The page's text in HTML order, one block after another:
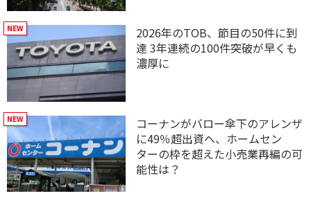
2026年のTOB、節目の50件に到
達 3年連続の100件突破が早くも
濃厚に
コーナンがバロー傘下のアレンザ
に49％超出資へ、ホームセン
ターの枠を超えた小売業再編の可
能性は？